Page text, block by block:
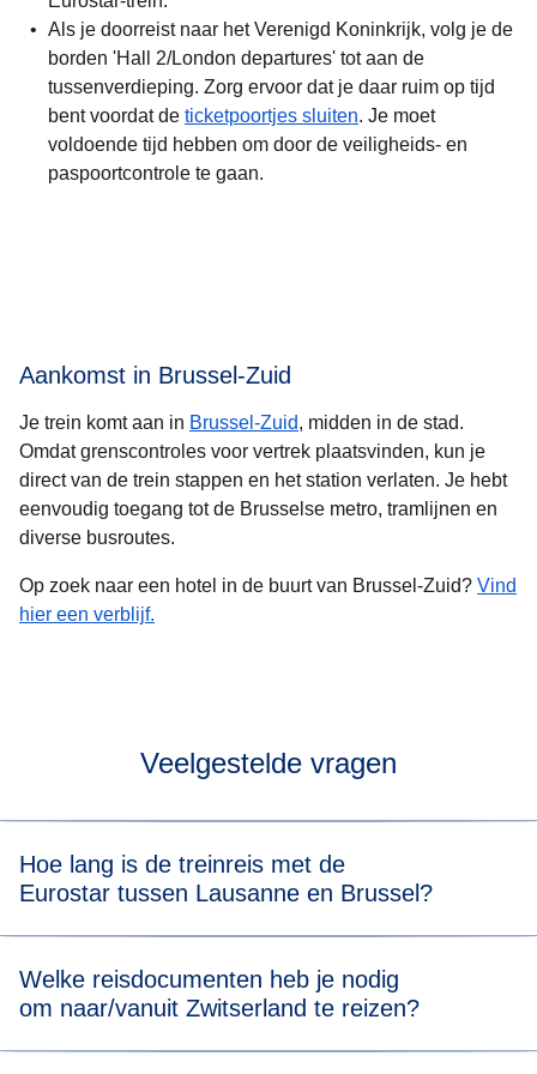
Als je doorreist naar het Verenigd Koninkrijk, volg je de
borden 'Hall 2/London departures' tot aan de
tussenverdieping. Zorg ervoor dat je daar ruim op tijd
bent voordat de ticketpoortjes sluiten. Je moet
voldoende tijd hebben om door de veiligheids- en
paspoortcontrole te gaan.
Aankomst in Brussel-Zuid
Je trein komt aan in Brussel-Zuid, midden in de stad.
Omdat grenscontroles voor vertrek plaatsvinden, kun je
direct van de trein stappen en het station verlaten. Je hebt
eenvoudig toegang tot de Brusselse metro, tramlijnen en
diverse busroutes.
Op zoek naar een hotel in de buurt van Brussel-Zuid? Vind
hier een verblijf.
Veelgestelde vragen
Hoe lang is de treinreis met de
Eurostar tussen Lausanne en Brussel?
overstap ongeveer 7 uur. Als je de beschikbare tickets
bekijkt, zie je ook de reisduur van de trein voor alle
Welke reisdocumenten heb je nodig
om naar/vanuit Zwitserland te reizen?